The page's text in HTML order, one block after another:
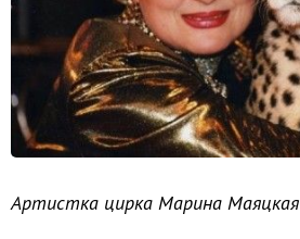
Артистка цирка Марина Маяцкая